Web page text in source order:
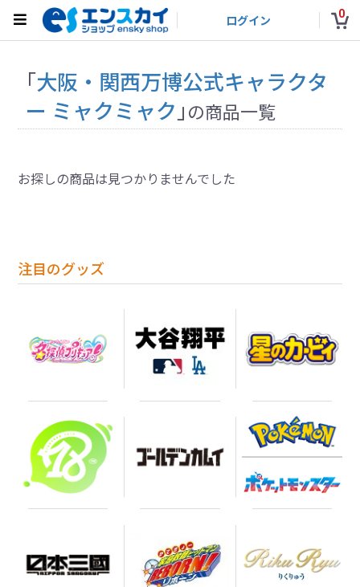
ログイン 0
注目のグッズ
「大阪・関西万博公式キャラクタ
ー ミャクミャク 」の商品一覧
お探しの商品は見つかりませんでした